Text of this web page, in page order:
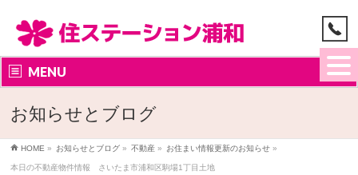
MENU
お知らせとブログ
HOME » お知らせとブログ » 不動産 » お住まい情報更新のお知らせ »
本日の不動産物件情報 さいたま市浦和区駒場1丁目土地